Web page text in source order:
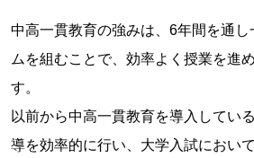
中高一貫教育の強みは、6年間を通し
ムを組むことで、効率よく授業を進
す。
以前から中高一貫教育を導入してい
導を効率的に行い、大学入試におい